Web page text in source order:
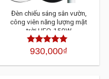
Đèn chiếu sáng sân vườn,
công viên năng lượng mặt
trời UFO-150W
Được xếp
5 sao
930,000₫